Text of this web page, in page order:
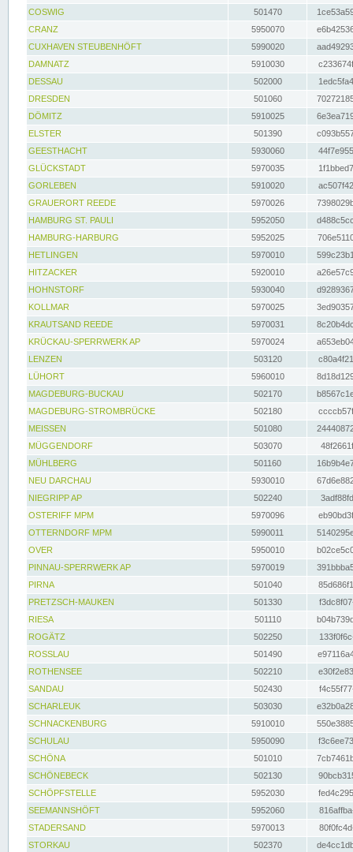
COSWIG
501470
CRANZ
5950070
CUXHAVEN STEUBENHÖFT
5990020
DAMNATZ
5910030
DESSAU
502000
DRESDEN
501060
DÖMITZ
5910025
ELSTER
501390
GEESTHACHT
5930060
GLÜCKSTADT
5970035
GORLEBEN
5910020
GRAUERORT REEDE
5970026
HAMBURG ST. PAULI
5952050
HAMBURG-HARBURG
5952025
HETLINGEN
5970010
HITZACKER
5920010
HOHNSTORF
5930040
KOLLMAR
5970025
KRAUTSAND REEDE
5970031
KRÜCKAU-SPERRWERK AP
5970024
LENZEN
503120
LÜHORT
5960010
MAGDEBURG-BUCKAU
502170
MAGDEBURG-STROMBRÜCKE
502180
MEISSEN
501080
MÜGGENDORF
503070
MÜHLBERG
501160
NEU DARCHAU
5930010
NIEGRIPP AP
502240
OSTERIFF MPM
5970096
OTTERNDORF MPM
5990011
OVER
5950010
PINNAU-SPERRWERK AP
5970019
PIRNA
501040
PRETZSCH-MAUKEN
501330
RIESA
501110
ROGÄTZ
502250
ROSSLAU
501490
ROTHENSEE
502210
SANDAU
502430
SCHARLEUK
503030
SCHNACKENBURG
5910010
SCHULAU
5950090
SCHÖNA
501010
SCHÖNEBECK
502130
SCHÖPFSTELLE
5952030
SEEMANNSHÖFT
5952060
STADERSAND
5970013
STORKAU
502370